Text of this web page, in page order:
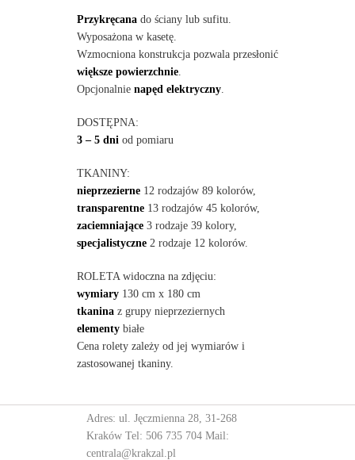
Przykręcanado ściany lub sufitu.
Wyposażona w kasetę.
Wzmocniona konstrukcja pozwala przesłonić
większe powierzchnie.
Opcjonalnie napęd elektryczny.
DOSTĘPNA:
3 – 5 dni od pomiaru
TKANINY:
nieprzezierne12 rodzajów 89 kolorów,
transparentne13 rodzajów 45 kolorów,
zaciemniające3 rodzaje 39 kolory,
specjalistyczne2 rodzaje 12 kolorów.
ROLETA widoczna na zdjęciu:
wymiary130 cm x 180 cm
tkaninaz grupy nieprzeziernych
elementybiałe
Cena rolety zależy od jej wymiarów i
zastosowanej tkaniny.
Adres: ul. Jęczmienna 28, 31-268
Kraków Tel: 506 735 704 Mail:
centrala@krakzal.pl